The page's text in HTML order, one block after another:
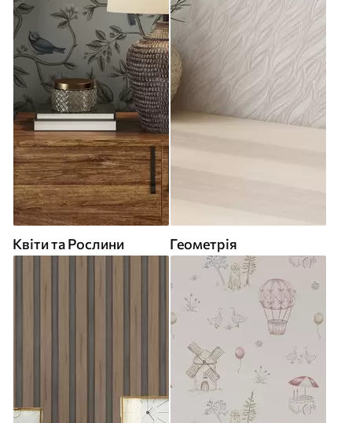
Квіти та Рослини Геометрія